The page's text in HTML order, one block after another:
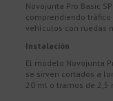
Novojunta Pro Basic
comprendiendo
vehículos con ruedas
Instalación
El modelo Novojunta
se sirven cortados a
20 ml o tramos de 2,5